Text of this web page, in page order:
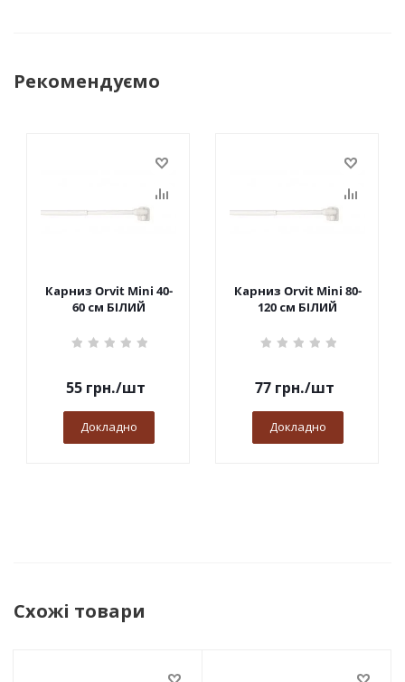
Рекомендуємо
Карниз Orvit Mini 40-
60 см БІЛИЙ
55грн./шт
Докладно
Карниз Orvit Mini 80-
120 см БІЛИЙ
77грн./шт
Докладно
Схожі товари